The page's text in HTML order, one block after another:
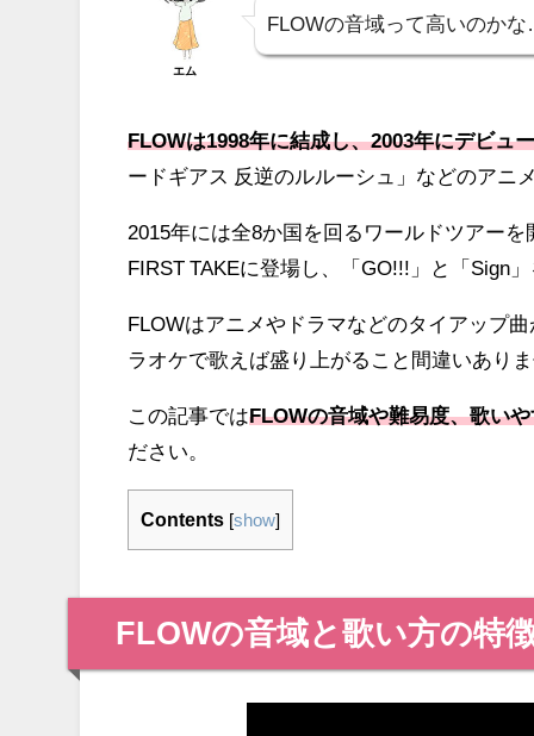
エム
FLOWの音域って高いのか
FLOWは1998年に結成し、2003年にデビュ
ードギアス 反逆のルルーシュ」などのアニ
2015年には全8か国を回るワールドツアー
FIRST TAKEに登場し、「GO!!!」と「Sign
FLOWはアニメやドラマなどのタイアップ
ラオケで歌えば盛り上がること間違いあり
この記事ではFLOWの音域や難易度、歌い
ださい。
Contents [show]
FLOWの音域と歌い方の特